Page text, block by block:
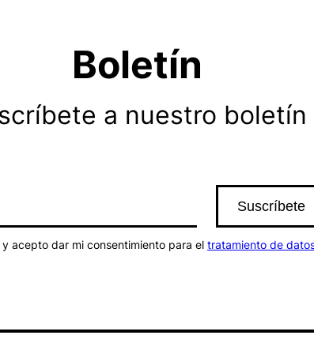
Boletín
a nuestro boletín
y acepto dar mi consentimiento para el tratamiento de